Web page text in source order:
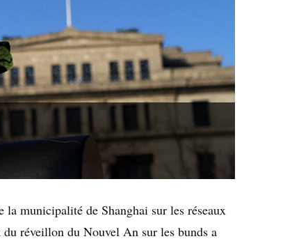
la municipalité de Shanghai sur les réseaux
réveillon du Nouvel An sur les bunds a